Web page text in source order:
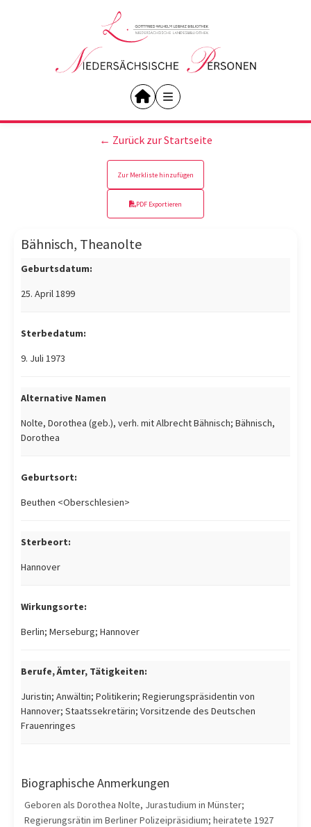
← Zurück zur Startseite
Zur Merkliste hinzufügen
PDF Exportieren
Bähnisch, Theanolte
Geburtsdatum:
25. April 1899
Sterbedatum:
9. Juli 1973
Alternative Namen
Nolte, Dorothea (geb.), verh. mit Albrecht Bähnisch; Bähnisch,
Dorothea
Geburtsort:
Beuthen <Oberschlesien>
Sterbeort:
Hannover
Wirkungsorte:
Berlin; Merseburg; Hannover
Berufe, Ämter, Tätigkeiten:
Juristin; Anwältin; Politikerin; Regierungspräsidentin von
Hannover; Staatssekretärin; Vorsitzende des Deutschen
Frauenringes
Biographische Anmerkungen
Geboren als Dorothea Nolte, Jurastudium in Münster;
Regierungsrätin im Berliner Polizeipräsidium; heiratete 1927